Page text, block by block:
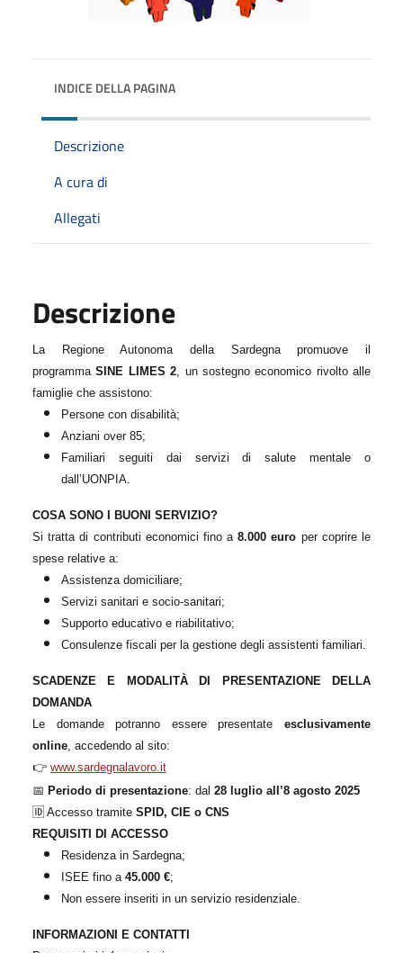
INDICE DELLA PAGINA
Descrizione
A cura di
Allegati
Descrizione
La Regione Autonoma della Sardegna promuove il
programmaSINE LIMES 2 , un sostegno economico rivolto alle
famiglie che assistono:
Persone con disabilità;
Anziani over 85;
Familiari seguiti dai servizi di salute mentale o
dall’UONPIA.
COSA SONO I BUONI SERVIZIO?
Si tratta di contributi economici fino a8.000 euro per coprire le
spese relative a:
Assistenza domiciliare;
Servizi sanitari e socio-sanitari;
Supporto educativo e riabilitativo;
Consulenze fiscali per la gestione degli assistenti familiari.
SCADENZE E MODALITÀ DI PRESENTAZIONE DELLA
DOMANDA
Le domande potranno essere presentate esclusivamente
online , accedendo al sito:
👉 www.sardegnalavoro.it
📅 Periodo di presentazione: dal 28 luglio all’8 agosto 2025
🆔 Accesso tramite SPID, CIE o CNS
REQUISITI DI ACCESSO
Residenza in Sardegna;
ISEE fino a 45.000 €;
Non essere inseriti in un servizio residenziale.
INFORMAZIONI E CONTATTI